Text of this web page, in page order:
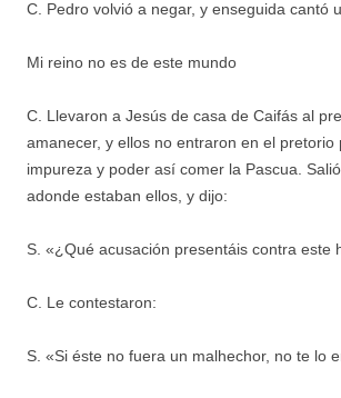
C. Pedro volvió a negar, y enseguida cantó
Mi reino no es de este mundo
C. Llevaron a Jesús de casa de Caifás al
amanecer, y ellos no entraron en el pretorio
impureza y poder así comer la Pascua.
adonde estaban ellos, y dijo:
S. «¿Qué acusación presentáis contra este
C. Le contestaron:
S. «Si éste no fuera un malhechor, no te lo